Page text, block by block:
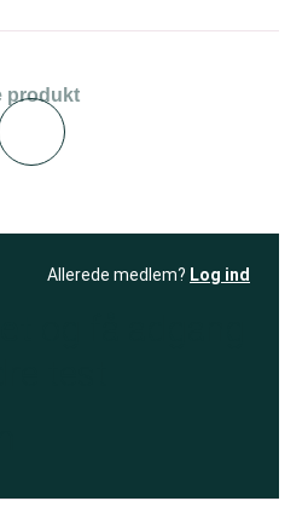
produkt
Allerede medlem? Log ind